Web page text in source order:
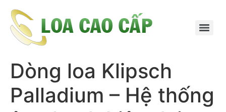
Dòng loa Klipsch
Palladium – Hệ thống